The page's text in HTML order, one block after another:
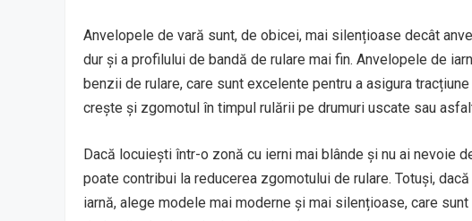
Anvelopele de vară sunt, de obicei, mai silențioase decât
dur și a profilului de bandă de rulare mai fin. Anvelopele de
benzii de rulare, care sunt excelente pentru a asigura
crește și zgomotul în timpul rulării pe drumuri uscate sau
Dacă locuiești într-o zonă cu ierni mai blânde și nu ai nevoie
poate contribui la reducerea zgomotului de rulare. Totuși,
iarnă, alege modele mai moderne și mai silențioase, care